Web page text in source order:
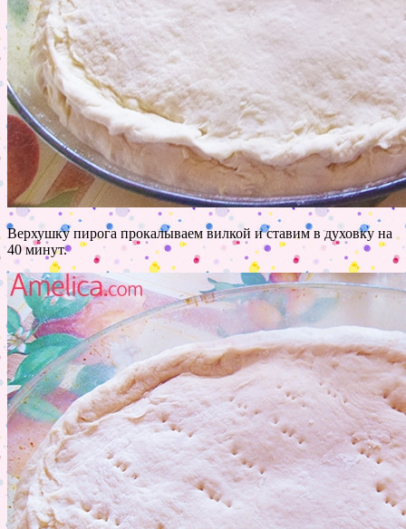
Верхушку пирога прокалываем вилкой и ставим в духовку на
40 минут.